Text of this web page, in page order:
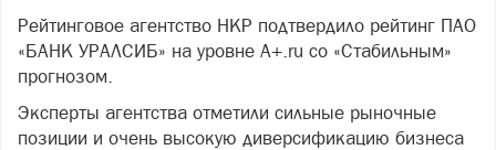
Рейтинговое агентство НКР подтвердило рейтинг ПАО
«БАНК УРАЛСИБ» на уровне A+.ru со «Стабильным»
прогнозом.
Эксперты агентства отметили сильные рыночные
позиции и очень высокую диверсификацию бизнеса